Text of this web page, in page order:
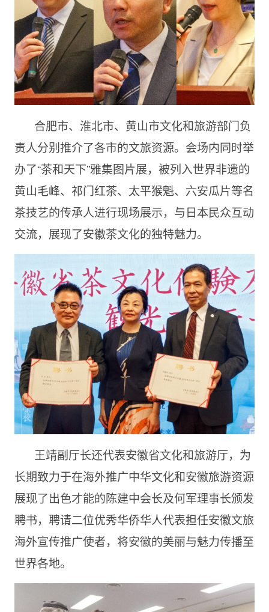
合肥市、淮北市、黄山市文化和旅游部门负
责人分别推介了各市的文旅资源。会场内同时举
办了“茶和天下”雅集图片展，被列入世界非遗的
黄山毛峰、祁门红茶、太平猴魁、六安瓜片等名
茶技艺的传承人进行现场展示，与日本民众互动
交流，展现了安徽茶文化的独特魅力。
王靖副厅长还代表安徽省文化和旅游厅，为
长期致力于在海外推广中华文化和安徽旅游资源
展现了出色才能的陈建中会长及何军理事长颁发
聘书，聘请二位优秀华侨华人代表担任安徽文旅
海外宣传推广使者，将安徽的美丽与魅力传播至
世界各地。